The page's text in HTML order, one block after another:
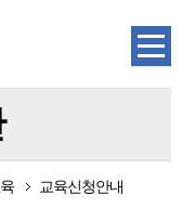
교육신청안내